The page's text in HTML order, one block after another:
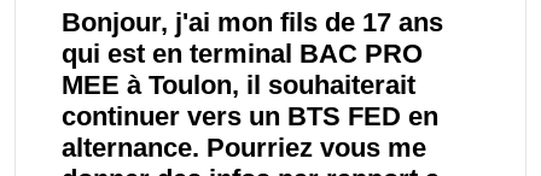
Bonjour, j'ai mon fils de 17 ans
qui est en terminal BAC PRO
MEE à Toulon, il souhaiterait
continuer vers un BTS FED en
alternance. Pourriez vous me